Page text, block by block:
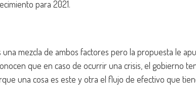
para 2021.
mezcla de ambos factores pero la propuesta le
que en caso de ocurrir una crisis, el gobierno
una cosa es este y otra el flujo de efectivo que